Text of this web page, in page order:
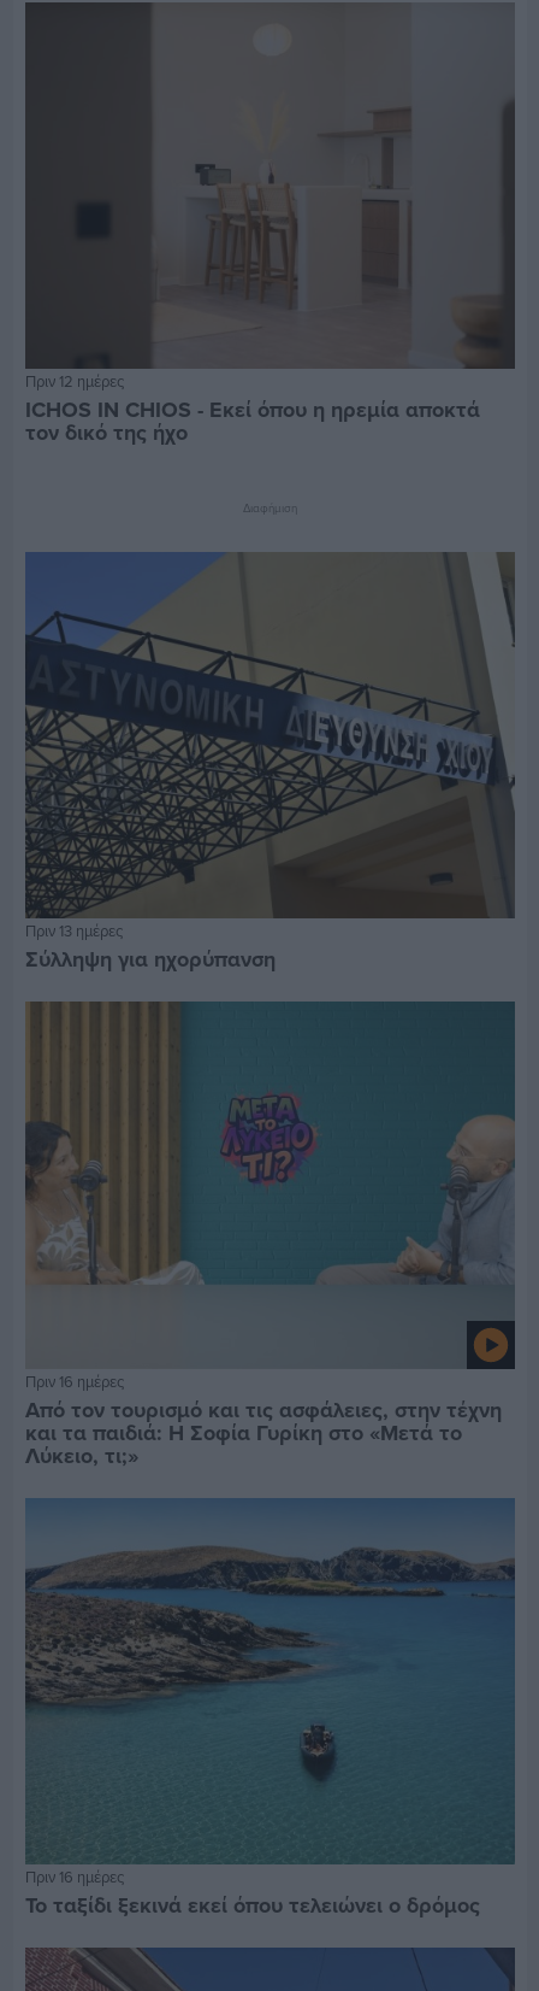
Πριν 12 ημέρες
ICHOS IN CHIOS - Εκεί όπου η ηρεμία αποκτά
τον δικό της ήχο
Διαφήμιση
Πριν 13 ημέρες
Σύλληψη για ηχορύπανση
Πριν 16 ημέρες
Από τον τουρισμό και τις ασφάλειες, στην τέχνη
και τα παιδιά: Η Σοφία Γυρίκη στο «Μετά το
Λύκειο, τι;»
Πριν 16 ημέρες
Το ταξίδι ξεκινά εκεί όπου τελειώνει ο δρόμος